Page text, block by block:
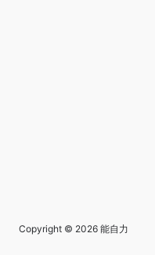
Copyright © 2026 能自力